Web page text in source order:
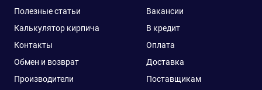
Полезные статьи
Вакансии
Калькулятор кирпича
В кредит
Контакты
Оплата
Обмен и возврат
Доставка
Производители
Поставщикам